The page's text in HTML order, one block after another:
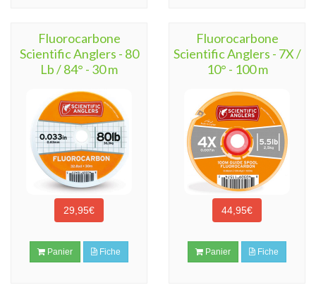
Fluorocarbone
Scientific Anglers - 80
Lb / 84° - 30 m
29,95€
Panier Fiche
Fluorocarbone
Scientific Anglers - 7X /
10° - 100 m
44,95€
Panier Fiche